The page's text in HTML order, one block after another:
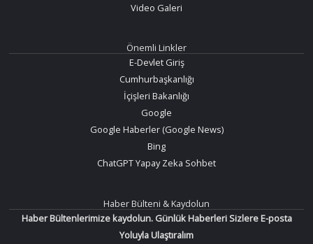
Video Galeri
Önemli Linkler
E-Devlet Giriş
Cumhurbaşkanlığı
İçişleri Bakanlığı
Google
Google Haberler (Google News)
Bing
ChatGPT Yapay Zeka Sohbet
Haber Bülteni & Kaydolun
Haber Bültenlerimize kaydolun. Günlük Haberleri Sizlere E-posta
Yoluyla Ulaştıralım